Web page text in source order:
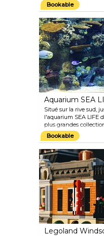
les conditions de
plantes alpines de
jungle au Princess of
émerveillez-vous
carnivores et admirez
depuis le sommet de
Bookable
Aquarium SEA
Situé sur la rive sud,
l'aquarium SEA LIFE
plus grandes
mondiale, avec plus de
thématiques et deux
les attractions phares
hippocampes, les
poissons-clowns. Des
également proposées.
des démonstrations
se nourrir ou même
même. N'oubliez pas
dans le tunnel vitré.
Bookable
Legoland